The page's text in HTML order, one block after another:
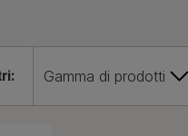
Gamma di prodotti